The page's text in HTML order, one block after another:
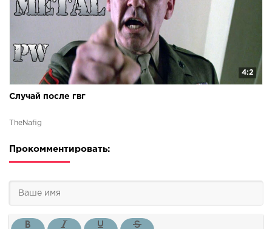
4:2
Случай после гвг
TheNafig
Прокомментировать: